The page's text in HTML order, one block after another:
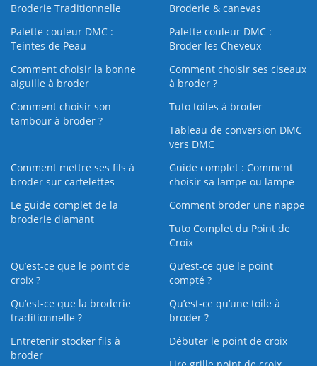
Broderie Traditionnelle
Broderie & canevas
Palette couleur DMC :
Teintes de Peau
Palette couleur DMC :
Broder les Cheveux
Comment choisir la bonne
aiguille à broder
Comment choisir ses ciseaux
à broder ?
Comment choisir son
tambour à broder ?
Tuto toiles à broder
Tableau de conversion DMC
vers DMC
Comment mettre ses fils à
broder sur cartelettes
Guide complet : Comment
choisir sa lampe ou lampe
Le guide complet de la
broderie diamant
Comment broder une nappe
Tuto Complet du Point de
Croix
Qu’est-ce que le point de
croix ?
Qu’est-ce que le point
compté ?
Qu’est-ce que la broderie
traditionnelle ?
Qu’est‑ce qu’une toile à
broder ?
Entretenir stocker fils à
broder
Débuter le point de croix